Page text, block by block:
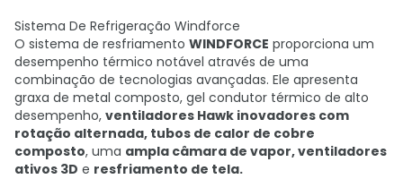
Sistema De Refrigeração Windforce
O sistema de resfriamento WINDFORCE proporciona um
desempenho térmico notável através de uma
combinação de tecnologias avançadas. Ele apresenta
graxa de metal composto, gel condutor térmico de alto
desempenho, ventiladores Hawk inovadores com
rotação alternada, tubos de calor de cobre
composto, uma ampla câmara de vapor, ventiladores
ativos 3D e resfriamento de tela.